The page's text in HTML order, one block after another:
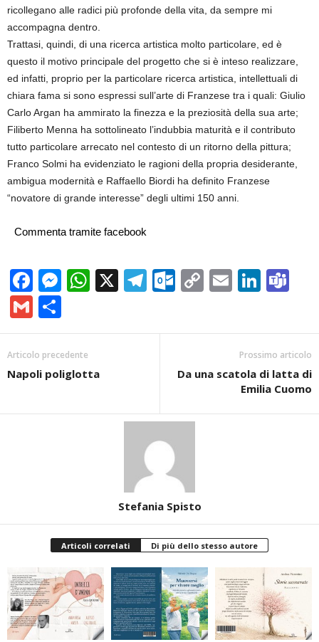
ricollegano alle radici più profonde della vita, da sempre mi
accompagna dentro.
Trattasi, quindi, di una ricerca artistica molto particolare, ed è
questo il motivo principale del progetto che si è inteso realizzare,
ed infatti, proprio per la particolare ricerca artistica, intellettuali di
chiara fama si sono espressi sull’arte di Franzese tra i quali: Giulio
Carlo Argan ha ammirato la finezza e la preziosità della sua arte;
Filiberto Menna ha sottolineato l’indubbia maturità e il contributo
tutto particolare arrecato nel contesto di un ritorno della pittura;
Franco Solmi ha evidenziato le ragioni della propria desiderante,
ambigua modernità e Raffaello Biordi ha definito Franzese
“novatore di grande interesse” degli ultimi 150 anni.
Commenta tramite facebook
Facebook
Messenger
WhatsApp
X Telegram
Outlook.com
CopyEmail
Gmail
Articolo precedente
Napoli poliglotta
Prossimo articolo
Da una scatola di latta di
Emilia Cuomo
Stefania Spisto
Articoli correlati Di più dello stesso autore